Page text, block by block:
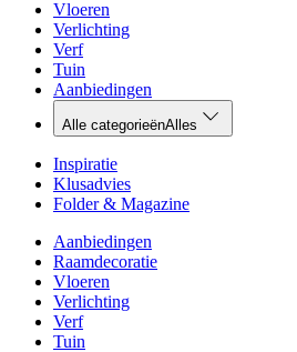
Vloeren
Verlichting
Verf
Tuin
Aanbiedingen
Alle categorieënAlles
Inspiratie
Klusadvies
Folder & Magazine
Aanbiedingen
Raamdecoratie
Vloeren
Verlichting
Verf
Tuin